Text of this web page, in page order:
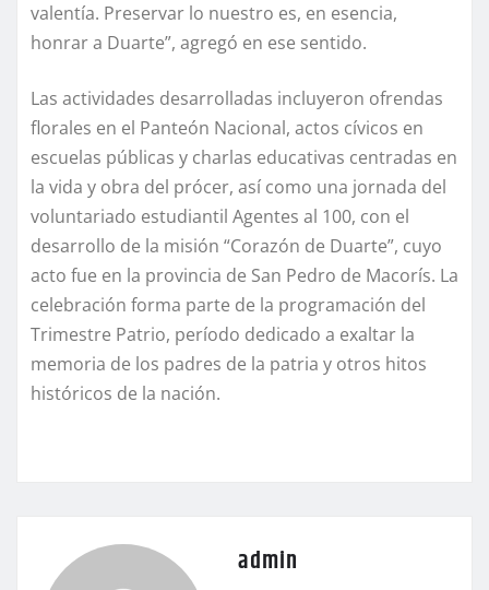
valentía. Preservar lo nuestro es, en esencia,
honrar a Duarte”, agregó en ese sentido.
Las actividades desarrolladas incluyeron ofrendas
florales en el Panteón Nacional, actos cívicos en
escuelas públicas y charlas educativas centradas en
la vida y obra del prócer, así como una jornada del
voluntariado estudiantil Agentes al 100, con el
desarrollo de la misión “Corazón de Duarte”, cuyo
acto fue en la provincia de San Pedro de Macorís. La
celebración forma parte de la programación del
Trimestre Patrio, período dedicado a exaltar la
memoria de los padres de la patria y otros hitos
históricos de la nación.
admin